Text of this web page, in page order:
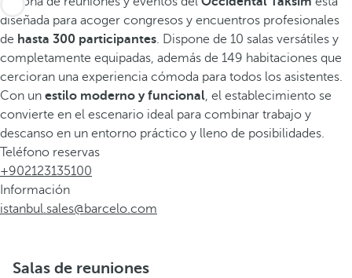
diseñada para acoger congresos y encuentros profesionales
de hasta 300 participantes. Dispone de 10 salas versátiles y
completamente equipadas, además de 149 habitaciones que
cercioran una experiencia cómoda para todos los asistentes.
Con un estilo moderno y funcional, el establecimiento se
convierte en el escenario ideal para combinar trabajo y
descanso en un entorno práctico y lleno de posibilidades.
Teléfono reservas
+902123135100
Información
istanbul.sales@barcelo.com
Salas de reuniones